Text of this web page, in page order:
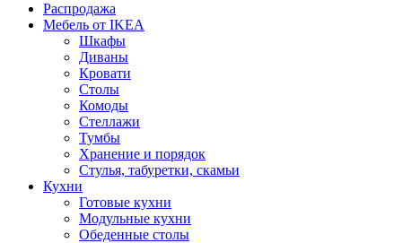
Распродажа
Мебель от IKEA
Шкафы
Диваны
Кровати
Столы
Комоды
Стеллажи
Тумбы
Хранение и порядок
Стулья, табуретки, скамьи
Кухни
Готовые кухни
Модульные кухни
Обеденные столы